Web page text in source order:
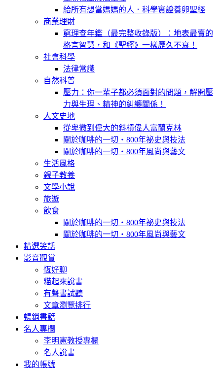
給所有想當媽媽的人．科學實證養卵聖經
商業理財
窮理查年鑑（最完整收錄版）：地表最賣的
格言智慧，和《聖經》一樣歷久不衰！
社會科學
法律常識
自然科普
壓力：你一輩子都必須面對的問題，解開壓
力與生理、精神的糾纏關係！
人文史地
從卑微到偉大的斜槓偉人富蘭克林
關於咖啡的一切‧800年祕史與技法
關於咖啡的一切‧800年風尚與藝文
生活風格
親子教養
文學小說
旅遊
飲食
關於咖啡的一切‧800年祕史與技法
關於咖啡的一切‧800年風尚與藝文
精選笑話
影音觀賞
恆好聊
貓起來說書
有聲書試聽
文章瀏覽排行
暢銷書籍
名人專欄
李明憲教授專欄
名人說書
我的帳號